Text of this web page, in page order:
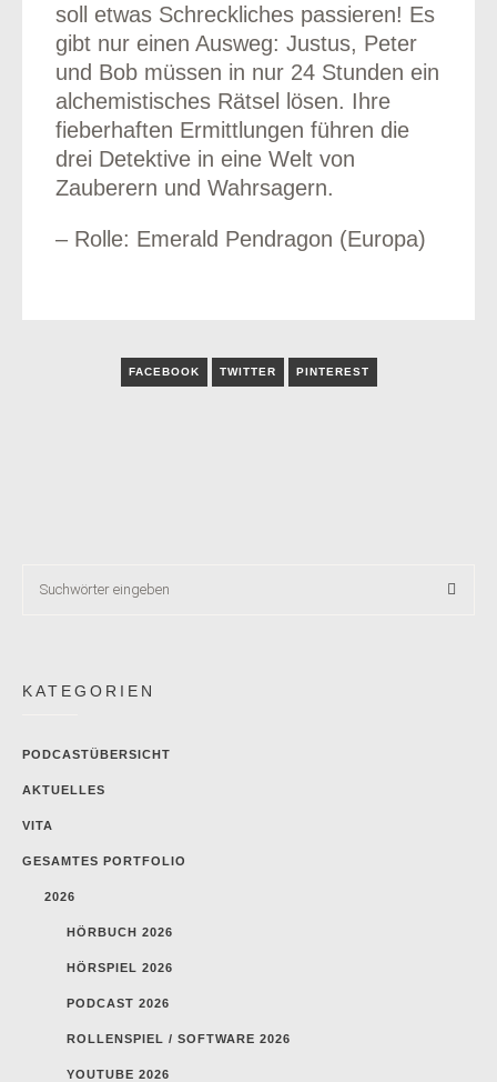
soll etwas Schreckliches passieren! Es
gibt nur einen Ausweg: Justus, Peter
und Bob müssen in nur 24 Stunden ein
alchemistisches Rätsel lösen. Ihre
fieberhaften Ermittlungen führen die
drei Detektive in eine Welt von
Zauberern und Wahrsagern.
– Rolle: Emerald Pendragon (Europa)
FACEBOOK TWITTER PINTEREST
KATEGORIEN
PODCASTÜBERSICHT
AKTUELLES
VITA
GESAMTES PORTFOLIO
2026
HÖRBUCH 2026
HÖRSPIEL 2026
PODCAST 2026
ROLLENSPIEL / SOFTWARE 2026
YOUTUBE 2026